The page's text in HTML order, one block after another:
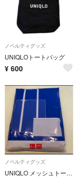
ノベルティグッズ
UNIQLOトートバッグ
¥ 600
ノベルティグッズ
UNIQLO メッシュトートバッグ 保冷ポーチ